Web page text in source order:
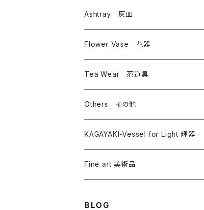
Ashtray 灰皿
Flower Vase 花器
Tea Wear 茶道具
Others その他
KAGAYAKI-Vessel for Light 輝器
Fine art 美術品
BLOG